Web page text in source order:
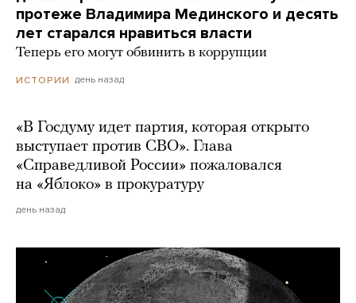
протеже Владимира Мединского и десять
лет старался нравиться власти
Теперь его могут обвинить в коррупции
ИСТОРИИ день назад
«В Госдуму идет партия, которая открыто
выступает против СВО». Глава
«Справедливой России» пожаловался
на «Яблоко» в прокуратуру
день назад